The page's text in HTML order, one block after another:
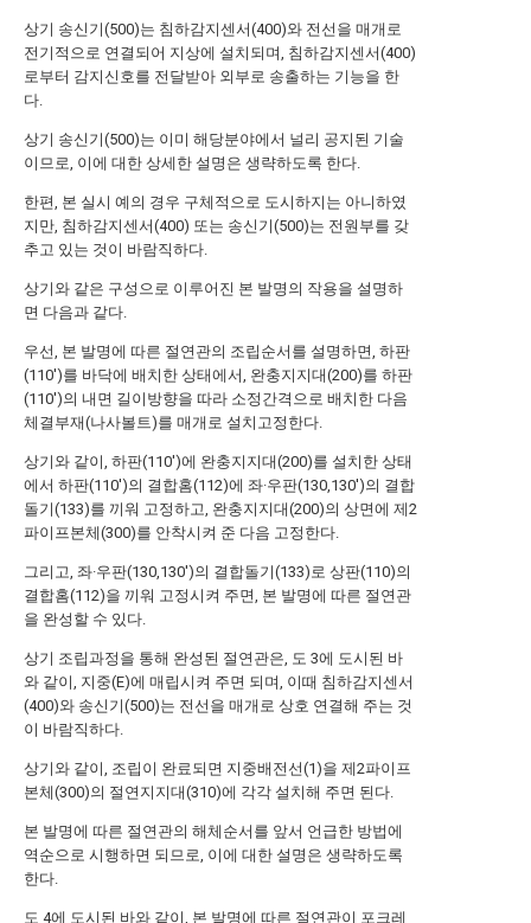
상기 송신기(500)는 침하감지센서(400)와 전선을 매개로
전기적으로 연결되어 지상에 설치되며, 침하감지센서(400)
로부터 감지신호를 전달받아 외부로 송출하는 기능을 한
다.
상기 송신기(500)는 이미 해당분야에서 널리 공지된 기술
이므로, 이에 대한 상세한 설명은 생략하도록 한다.
한편, 본 실시 예의 경우 구체적으로 도시하지는 아니하였
지만, 침하감지센서(400) 또는 송신기(500)는 전원부를 갖
추고 있는 것이 바람직하다.
상기와 같은 구성으로 이루어진 본 발명의 작용을 설명하
면 다음과 같다.
우선, 본 발명에 따른 절연관의 조립순서를 설명하면, 하판
(110')를 바닥에 배치한 상태에서, 완충지지대(200)를 하판
(110')의 내면 길이방향을 따라 소정간격으로 배치한 다음
체결부재(나사볼트)를 매개로 설치고정한다.
상기와 같이, 하판(110')에 완충지지대(200)를 설치한 상태
에서 하판(110')의 결합홈(112)에 좌·우판(130,130')의 결합
돌기(133)를 끼워 고정하고, 완충지지대(200)의 상면에 제2
파이프본체(300)를 안착시켜 준 다음 고정한다.
그리고, 좌·우판(130,130')의 결합돌기(133)로 상판(110)의
결합홈(112)을 끼워 고정시켜 주면, 본 발명에 따른 절연관
을 완성할 수 있다.
상기 조립과정을 통해 완성된 절연관은, 도 3에 도시된 바
와 같이, 지중(E)에 매립시켜 주면 되며, 이때 침하감지센서
(400)와 송신기(500)는 전선을 매개로 상호 연결해 주는 것
이 바람직하다.
상기와 같이, 조립이 완료되면 지중배전선(1)을 제2파이프
본체(300)의 절연지지대(310)에 각각 설치해 주면 된다.
본 발명에 따른 절연관의 해체순서를 앞서 언급한 방법에
역순으로 시행하면 되므로, 이에 대한 설명은 생략하도록
한다.
도 4에 도시된 바와 같이, 본 발명에 따른 절연관이 포크레